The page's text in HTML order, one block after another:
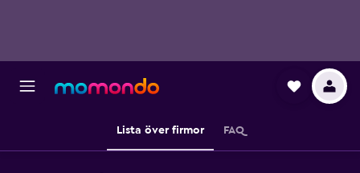
Lista över firmor FAQ